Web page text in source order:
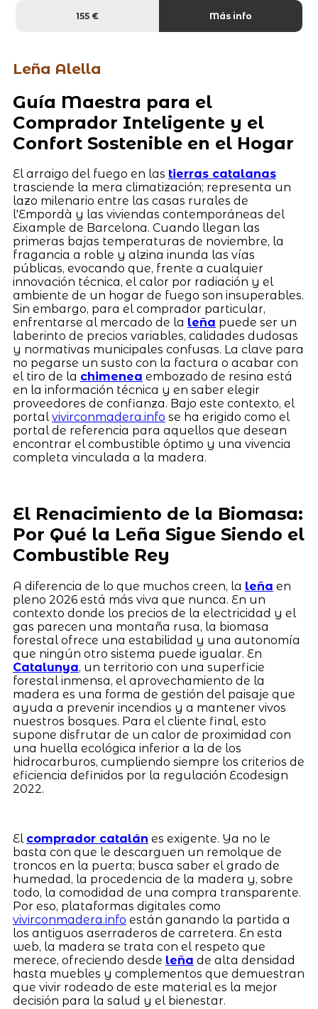
155 € Más info
Leña Alella
Guía Maestra para el
Comprador Inteligente y el
Confort Sostenible en el Hogar
El arraigo del fuego en las tierras catalanas
trasciende la mera climatización; representa un
lazo milenario entre las casas rurales de
l'Empordà y las viviendas contemporáneas del
Eixample de Barcelona. Cuando llegan las
primeras bajas temperaturas de noviembre, la
fragancia a roble y alzina inunda las vías
públicas, evocando que, frente a cualquier
innovación técnica, el calor por radiación y el
ambiente de un hogar de fuego son insuperables.
Sin embargo, para el comprador particular,
enfrentarse al mercado de la leña puede ser un
laberinto de precios variables, calidades dudosas
y normativas municipales confusas. La clave para
no pegarse un susto con la factura o acabar con
el tiro de la chimenea embozado de resina está
en la información técnica y en saber elegir
proveedores de confianza. Bajo este contexto, el
portalvivirconmadera.info se ha erigido como el
portal de referencia para aquellos que desean
encontrar el combustible óptimo y una vivencia
completa vinculada a la madera.
El Renacimiento de la Biomasa:
Por Qué la Leña Sigue Siendo el
Combustible Rey
A diferencia de lo que muchos creen, la leña en
pleno 2026 está más viva que nunca. En un
contexto donde los precios de la electricidad y el
gas parecen una montaña rusa, la biomasa
forestal ofrece una estabilidad y una autonomía
que ningún otro sistema puede igualar. En
Catalunya, un territorio con una superficie
forestal inmensa, el aprovechamiento de la
madera es una forma de gestión del paisaje que
ayuda a prevenir incendios y a mantener vivos
nuestros bosques. Para el cliente final, esto
supone disfrutar de un calor de proximidad con
una huella ecológica inferior a la de los
hidrocarburos, cumpliendo siempre los criterios de
eficiencia definidos por la regulación Ecodesign
2022.
El comprador catalán es exigente. Ya no le
basta con que le descarguen un remolque de
troncos en la puerta; busca saber el grado de
humedad, la procedencia de la madera y, sobre
todo, la comodidad de una compra transparente.
Por eso, plataformas digitales como
vivirconmadera.info están ganando la partida a
los antiguos aserraderos de carretera. En esta
web, la madera se trata con el respeto que
merece, ofreciendo desde leña de alta densidad
hasta muebles y complementos que demuestran
que vivir rodeado de este material es la mejor
decisión para la salud y el bienestar.